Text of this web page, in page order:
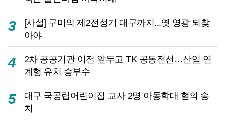
3
[사설] 구미의 제2전성기 대구까지...옛 영광 되찾
아야
4
2차 공공기관 이전 앞두고 TK 공동전선…산업 연
계형 유치 승부수
5
대구 국공립어린이집 교사 2명 아동학대 혐의 송
치